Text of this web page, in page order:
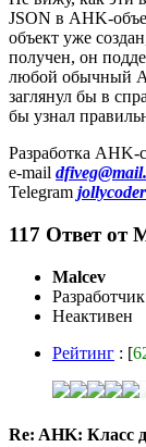
JSON в AHK-
объект уже
получен, он
любой обычный
заглянул бы в
бы узнал
Разработка AHK-
e-mail
Telegram jollycoder
117 Ответ от
Malcev
Разработчик
Неактивен
Рейтинг : [
Re: AHK: Класс